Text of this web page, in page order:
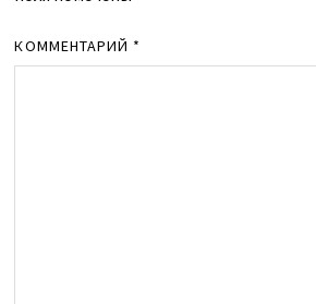
КОММЕНТАРИЙ *